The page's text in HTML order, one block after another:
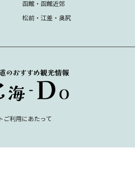
函館・函館近郊
松前・江差・奥尻
ご利用にあたって